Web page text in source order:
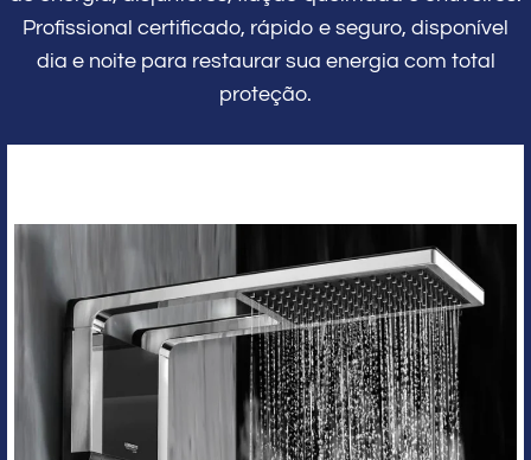
Profissional certificado, rápido e seguro, disponível
dia e noite para restaurar sua energia com total
proteção.